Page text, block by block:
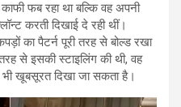
फब रहा था बल्कि वह अपनी
करती दिखाई दे रही थीं।
का पैटर्न पूरी तरह से बोल्ड रखा
से इसकी स्टाइलिंग की थी, वह
खूबसूरत दिखा जा सकता है।